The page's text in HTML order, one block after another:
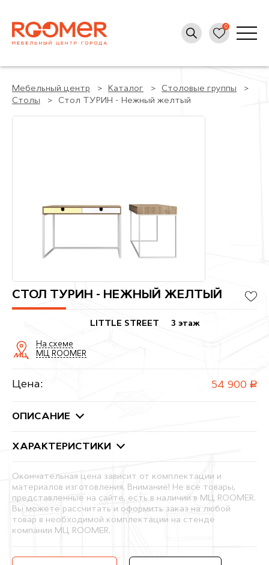
Мебельный центр Каталог
Столовые группы
Столы
Стол ТУРИН - Нежный желтый
СТОЛ ТУРИН - НЕЖНЫЙ ЖЕЛТЫЙ
LITTLE STREET 3 этаж
На схеме
МЦ ROOMER
Цена: 54 900 руб.
ОПИСАНИЕ
ХАРАКТЕРИСТИКИ
Окончательная цена зависит от комплектации и
материалов изготовления. Внимание! Не все товары,
представленные на сайте, есть в наличии в МЦ ROOMER.
Вы можете рассчитать и оформить заказ на любой
товар в необходимой комплектации на стенде
компании МЦ ROOMER.